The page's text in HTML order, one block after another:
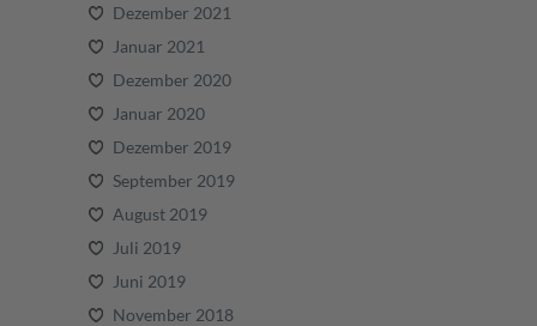
Dezember 2021
Januar 2021
Dezember 2020
Januar 2020
Dezember 2019
September 2019
August 2019
Juli 2019
Juni 2019
November 2018